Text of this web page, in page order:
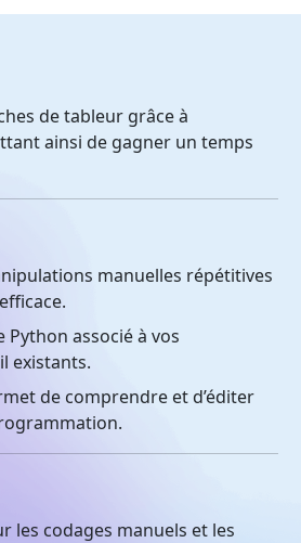
de tableur grâce à
ainsi de gagner un temps
manuelles répétitives
associé à vos
existants.
de comprendre et d’éditer
les codages manuels et les